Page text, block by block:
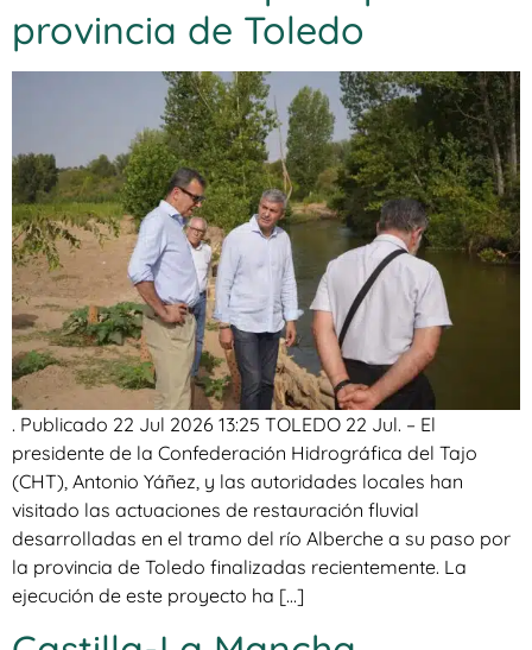
provincia de Toledo
. Publicado 22 Jul 2026 13:25 TOLEDO 22 Jul. – El
presidente de la Confederación Hidrográfica del Tajo
(CHT), Antonio Yáñez, y las autoridades locales han
visitado las actuaciones de restauración fluvial
desarrolladas en el tramo del río Alberche a su paso por
la provincia de Toledo finalizadas recientemente. La
ejecución de este proyecto ha […]